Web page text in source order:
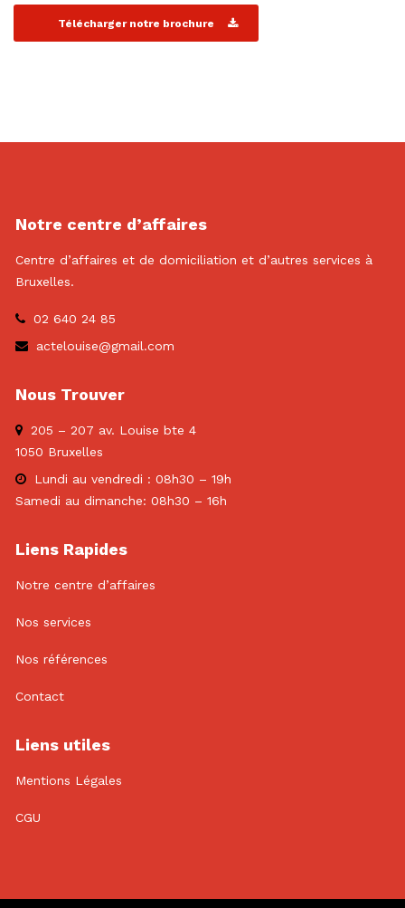
Télécharger notre brochure
Notre centre d’affaires
Centre d’affaires et de domiciliation et d’autres services à
Bruxelles.
02 640 24 85
actelouise@gmail.com
Nous Trouver
205 – 207 av. Louise bte 4
1050 Bruxelles
Lundi au vendredi : 08h30 – 19h
Samedi au dimanche: 08h30 – 16h
Liens Rapides
Notre centre d’affaires
Nos services
Nos références
Contact
Liens utiles
Mentions Légales
CGU